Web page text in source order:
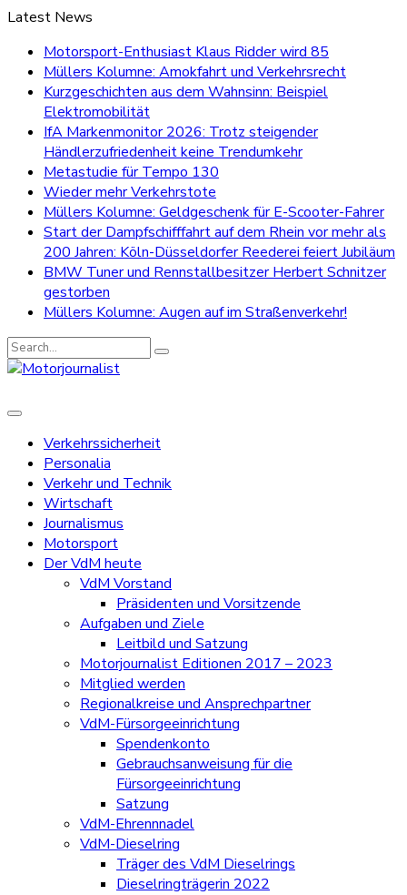
Latest News
Motorsport-Enthusiast Klaus Ridder wird 85
Müllers Kolumne: Amokfahrt und Verkehrsrecht
Kurzgeschichten aus dem Wahnsinn: Beispiel
Elektromobilität
IfA Markenmonitor 2026: Trotz steigender
Händlerzufriedenheit keine Trendumkehr
Metastudie für Tempo 130
Wieder mehr Verkehrstote
Müllers Kolumne: Geldgeschenk für E-Scooter-Fahrer
Start der Dampfschifffahrt auf dem Rhein vor mehr als
200 Jahren: Köln-Düsseldorfer Reederei feiert Jubiläum
BMW Tuner und Rennstallbesitzer Herbert Schnitzer
gestorben
Müllers Kolumne: Augen auf im Straßenverkehr!
Search
for:
Verkehrssicherheit
Personalia
Verkehr und Technik
Wirtschaft
Journalismus
Motorsport
Der VdM heute
VdM Vorstand
Präsidenten und Vorsitzende
Aufgaben und Ziele
Leitbild und Satzung
Motorjournalist Editionen 2017 – 2023
Mitglied werden
Regionalkreise und Ansprechpartner
VdM-Fürsorgeeinrichtung
Spendenkonto
Gebrauchsanweisung für die
Fürsorgeeinrichtung
Satzung
VdM-Ehrennnadel
VdM-Dieselring
Träger des VdM Dieselrings
Dieselringträgerin 2022